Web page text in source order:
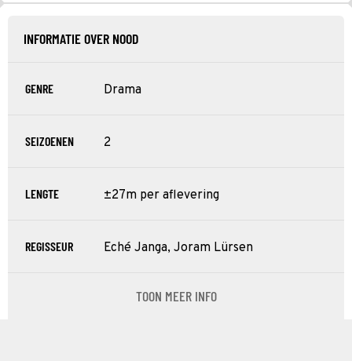
INFORMATIE OVER NOOD
GENRE Drama
SEIZOENEN 2
LENGTE ±27m per aflevering
REGISSEUR Eché Janga, Joram Lürsen
TOON MEER INFO